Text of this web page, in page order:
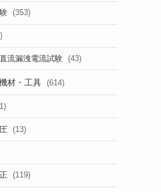
(353)
流漏洩電流試験 (43)
材・工具 (614)
(13)
(119)